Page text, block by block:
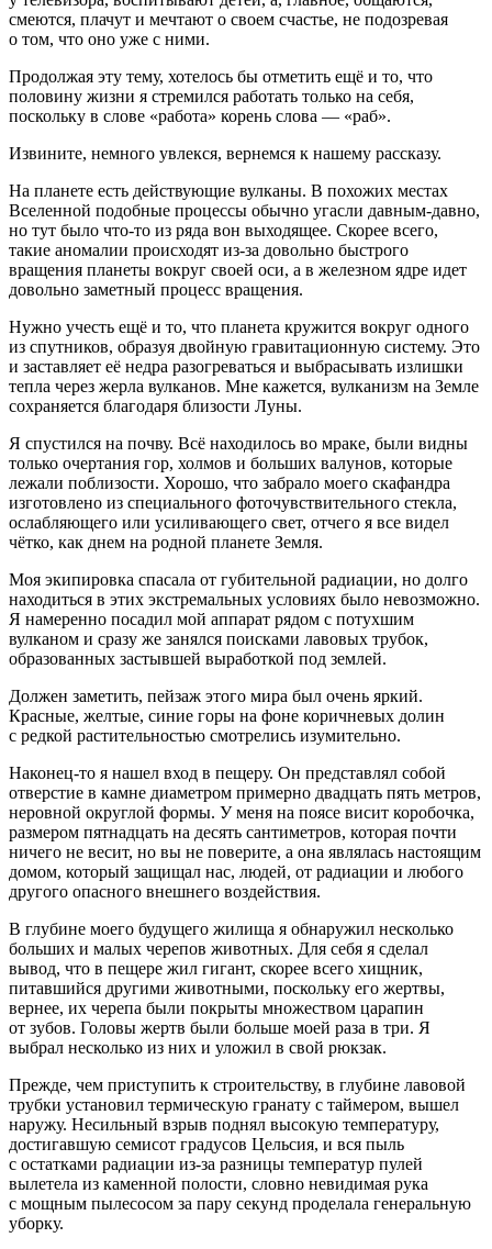
смеются, плачут и мечтают о своем счастье, не подозревая
о том, что оно уже с ними.
Продолжая эту тему, хотелось бы отметить ещё и то, что
половину жизни я стремился работать только на себя,
поскольку в слове «работа» корень слова — «раб».
Извините, немного увлекся, вернемся к нашему рассказу.
На планете есть действующие вулканы. В похожих местах
Вселенной подобные процессы обычно угасли давным-давно,
но тут было что-то из ряда вон выходящее. Скорее всего,
такие аномалии происходят из-за довольно быстрого
вращения планеты вокруг своей оси, а в железном ядре идет
довольно заметный процесс вращения.
Нужно учесть ещё и то, что планета кружится вокруг одного
из спутников, образуя двойную гравитационную систему. Это
и заставляет её недра разогреваться и выбрасывать излишки
тепла через жерла вулканов. Мне кажется, вулканизм на Земле
сохраняется благодаря близости Луны.
Я спустился на почву. Всё находилось во мраке, были видны
только очертания гор, холмов и больших валунов, которые
лежали поблизости. Хорошо, что забрало моего скафандра
изготовлено из специального фоточувствительного стекла,
ослабляющего или усиливающего свет, отчего я все видел
чётко, как днем на родной планете Земля.
Моя экипировка спасала от губительной радиации, но долго
находиться в этих экстремальных условиях было невозможно.
Я намеренно посадил мой аппарат рядом с потухшим
вулканом и сразу же занялся поисками лавовых трубок,
образованных застывшей выработкой под землей.
Должен заметить, пейзаж этого мира был очень яркий.
Красные, желтые, синие горы на фоне коричневых долин
с редкой растительностью смотрелись изумительно.
Наконец-то я нашел вход в пещеру. Он представлял собой
отверстие в камне диаметром примерно двадцать пять метров,
неровной округлой формы. У меня на поясе висит коробочка,
размером пятнадцать на десять сантиметров, которая почти
ничего не весит, но вы не поверите, а она являлась настоящим
домом, который защищал нас, людей, от радиации и любого
другого опасного внешнего воздействия.
В глубине моего будущего жилища я обнаружил несколько
больших и малых черепов животных. Для себя я сделал
вывод, что в пещере жил гигант, скорее всего хищник,
питавшийся другими животными, поскольку его жертвы,
вернее, их черепа были покрыты множеством царапин
от зубов. Головы жертв были больше моей раза в три. Я
выбрал несколько из них и уложил в свой рюкзак.
Прежде, чем приступить к строительству, в глубине лавовой
трубки установил термическую гранату с таймером, вышел
наружу. Несильный взрыв поднял высокую температуру,
достигавшую семисот градусов Цельсия, и вся пыль
с остатками радиации из-за разницы температур пулей
вылетела из каменной полости, словно невидимая рука
с мощным пылесосом за пару секунд проделала генеральную
уборку.